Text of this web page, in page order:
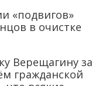
«подвигов»
в очистке
Верещагину за
гражданской